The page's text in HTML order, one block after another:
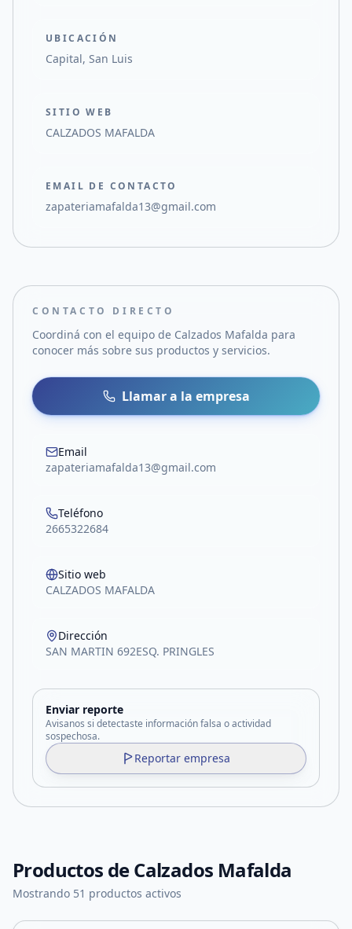
UBICACIÓN
Capital, San Luis
SITIO WEB
CALZADOS MAFALDA
EMAIL DE CONTACTO
zapateriamafalda13@gmail.com
CONTACTO DIRECTO
Coordiná con el equipo de Calzados Mafalda para
conocer más sobre sus productos y servicios.
Llamar a la empresa
Email
zapateriamafalda13@gmail.com
Teléfono
2665322684
Sitio web
CALZADOS MAFALDA
Dirección
SAN MARTIN 692ESQ. PRINGLES
Enviar reporte
Avisanos si detectaste información falsa o actividad
sospechosa.
Reportar empresa
Productos deCalzados Mafalda
Mostrando 51 productos activos